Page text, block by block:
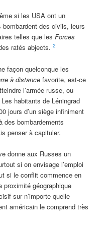
si les USA ont un
des civils, leurs
telles que les Forces
ratés abjects.2
façon quelconque les
à distance favorite, est-ce
l’armée russe, ou
habitants de Léningrad
jours d’un siège infiniment
des bombardements
penser à capituler.
donne aux Russes un
si on envisage l’emploi
si le conflit commence en
géographique
sur n’importe quelle
américain le comprend très